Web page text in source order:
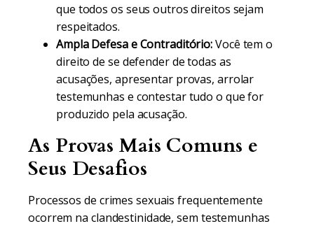
que todos os seus outros direitos sejam
respeitados.
Ampla Defesa e Contraditório:Você tem o
direito de se defender de todas as
acusações, apresentar provas, arrolar
testemunhas e contestar tudo o que for
produzido pela acusação.
As Provas Mais Comuns e
Seus Desafios
Processos de crimes sexuais frequentemente
ocorrem na clandestinidade, sem testemunhas